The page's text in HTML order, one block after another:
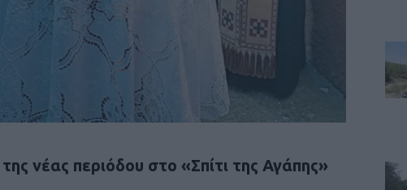
νέας περιόδου στο «Σπίτι της Αγάπης»